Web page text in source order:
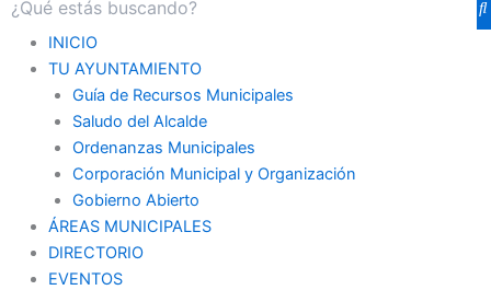
INICIO
TU AYUNTAMIENTO
Guía de Recursos Municipales
Saludo del Alcalde
Ordenanzas Municipales
Corporación Municipal y Organización
Gobierno Abierto
ÁREAS MUNICIPALES
DIRECTORIO
EVENTOS